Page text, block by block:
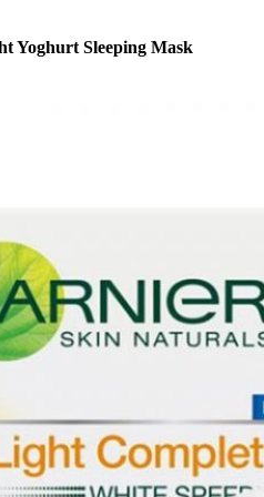
Yoghurt Sleeping Mask